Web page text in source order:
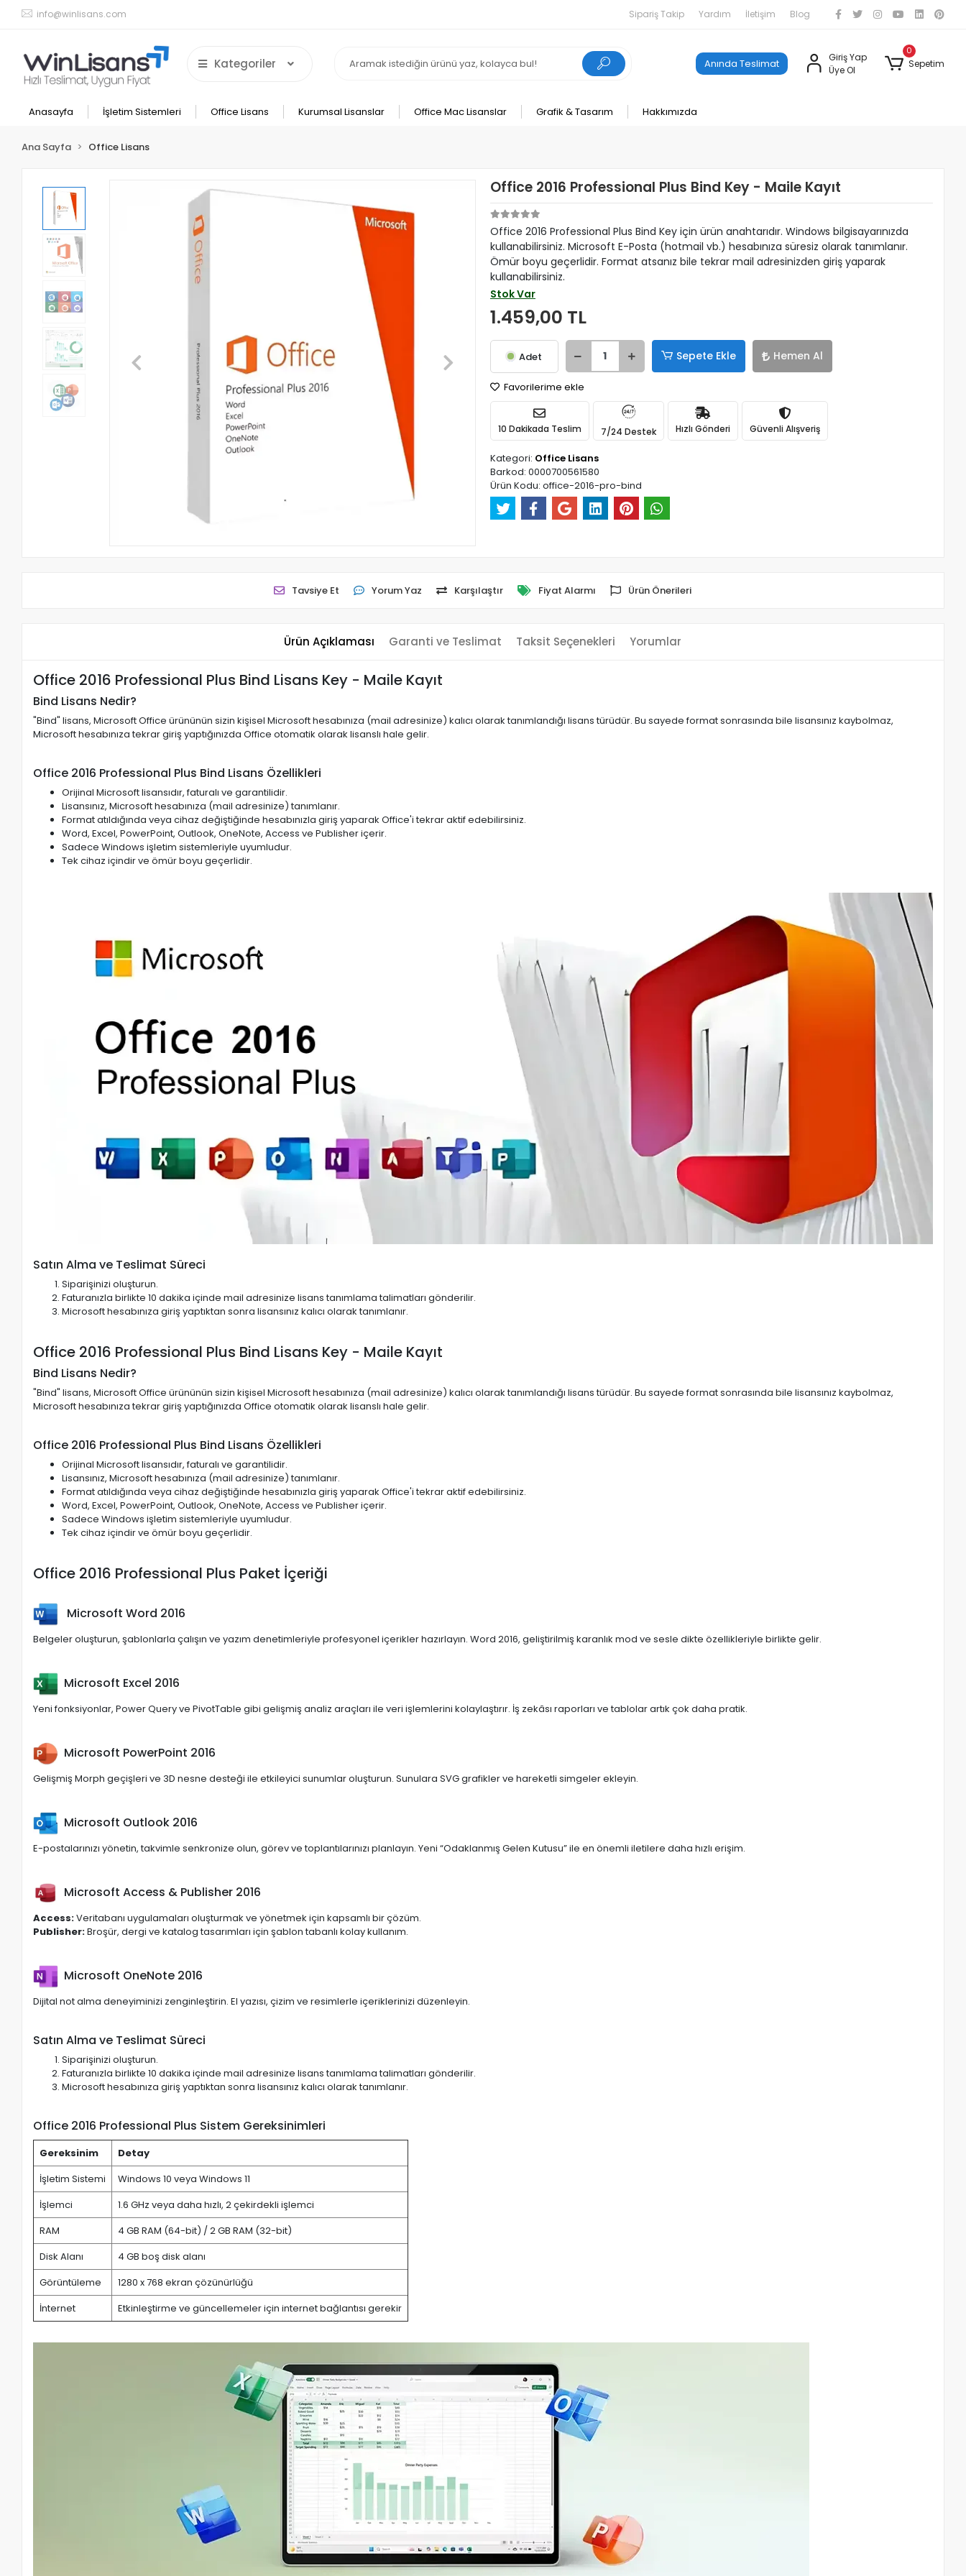
info@winlisans.com Sipariş Takip Yardım İletişim Blog
Kategoriler Anında Teslimat
Giriş Yap
Üye Ol
0
Sepetim
Anasayfa İşletim Sistemleri Office Lisans Kurumsal Lisanslar Office Mac Lisanslar Grafik & Tasarım Hakkımızda
Ana Sayfa Office Lisans
Office 2016 Professional Plus Bind Key - Maile Kayıt
Office 2016 Professional Plus Bind Key için ürün anahtarıdır. Windows bilgisayarınızda
kullanabilirsiniz. Microsoft E-Posta (hotmail vb.) hesabınıza süresiz olarak tanımlanır.
Ömür boyu geçerlidir. Format atsanız bile tekrar mail adresinizden giriş yaparak
kullanabilirsiniz.
Stok Var
1.459,00 TL
Adet Sepete Ekle Hemen Al
Favorilerime ekle
10 Dakikada Teslim 7/24 Destek Hızlı Gönderi Güvenli Alışveriş
Kategori: Office Lisans
Barkod: 0000700561580
Ürün Kodu: office-2016-pro-bind
Tavsiye Et Yorum Yaz Karşılaştır Fiyat Alarmı Ürün Önerileri
Ürün Açıklaması Garanti ve Teslimat Taksit Seçenekleri Yorumlar
Office 2016 Professional Plus Bind Lisans Key - Maile Kayıt
Bind Lisans Nedir?
"Bind" lisans, Microsoft Office ürününün sizin kişisel Microsoft hesabınıza (mail adresinize) kalıcı olarak tanımlandığı lisans türüdür. Bu sayede format sonrasında bile lisansınız kaybolmaz,
Microsoft hesabınıza tekrar giriş yaptığınızda Office otomatik olarak lisanslı hale gelir.
Office 2016 Professional Plus Bind Lisans Özellikleri
Orijinal Microsoft lisansıdır, faturalı ve garantilidir.
Lisansınız, Microsoft hesabınıza (mail adresinize) tanımlanır.
Format atıldığında veya cihaz değiştiğinde hesabınızla giriş yaparak Office'i tekrar aktif edebilirsiniz.
Word, Excel, PowerPoint, Outlook, OneNote, Access ve Publisher içerir.
Sadece Windows işletim sistemleriyle uyumludur.
Tek cihaz içindir ve ömür boyu geçerlidir.
Satın Alma ve Teslimat Süreci
Siparişinizi oluşturun.
Faturanızla birlikte 10 dakika içinde mail adresinize lisans tanımlama talimatları gönderilir.
Microsoft hesabınıza giriş yaptıktan sonra lisansınız kalıcı olarak tanımlanır.
Office 2016 Professional Plus Bind Lisans Key - Maile Kayıt
Bind Lisans Nedir?
"Bind" lisans, Microsoft Office ürününün sizin kişisel Microsoft hesabınıza (mail adresinize) kalıcı olarak tanımlandığı lisans türüdür. Bu sayede format sonrasında bile lisansınız kaybolmaz,
Microsoft hesabınıza tekrar giriş yaptığınızda Office otomatik olarak lisanslı hale gelir.
Office 2016 Professional Plus Bind Lisans Özellikleri
Orijinal Microsoft lisansıdır, faturalı ve garantilidir.
Lisansınız, Microsoft hesabınıza (mail adresinize) tanımlanır.
Format atıldığında veya cihaz değiştiğinde hesabınızla giriş yaparak Office'i tekrar aktif edebilirsiniz.
Word, Excel, PowerPoint, Outlook, OneNote, Access ve Publisher içerir.
Sadece Windows işletim sistemleriyle uyumludur.
Tek cihaz içindir ve ömür boyu geçerlidir.
Office 2016 Professional Plus Paket İçeriği
Microsoft Word 2016
Belgeler oluşturun, şablonlarla çalışın ve yazım denetimleriyle profesyonel içerikler hazırlayın. Word 2016, geliştirilmiş karanlık mod ve sesle dikte özellikleriyle birlikte gelir.
Microsoft Excel 2016
Yeni fonksiyonlar, Power Query ve PivotTable gibi gelişmiş analiz araçları ile veri işlemlerini kolaylaştırır. İş zekâsı raporları ve tablolar artık çok daha pratik.
Microsoft PowerPoint 2016
Gelişmiş Morph geçişleri ve 3D nesne desteği ile etkileyici sunumlar oluşturun. Sunulara SVG grafikler ve hareketli simgeler ekleyin.
Microsoft Outlook 2016
E-postalarınızı yönetin, takvimle senkronize olun, görev ve toplantılarınızı planlayın. Yeni “Odaklanmış Gelen Kutusu” ile en önemli iletilere daha hızlı erişim.
Microsoft Access & Publisher 2016
Access:Veritabanı uygulamaları oluşturmak ve yönetmek için kapsamlı bir çözüm.
Publisher:Broşür, dergi ve katalog tasarımları için şablon tabanlı kolay kullanım.
Microsoft OneNote 2016
Dijital not alma deneyiminizi zenginleştirin. El yazısı, çizim ve resimlerle içeriklerinizi düzenleyin.
Satın Alma ve Teslimat Süreci
Siparişinizi oluşturun.
Faturanızla birlikte 10 dakika içinde mail adresinize lisans tanımlama talimatları gönderilir.
Microsoft hesabınıza giriş yaptıktan sonra lisansınız kalıcı olarak tanımlanır.
Office 2016 Professional Plus Sistem Gereksinimleri
Gereksinim
Detay
İşletim Sistemi
Windows 10 veya Windows 11
İşlemci
1.6 GHz veya daha hızlı, 2 çekirdekli işlemci
RAM
4 GB RAM (64-bit) / 2 GB RAM (32-bit)
Disk Alanı
4 GB boş disk alanı
Görüntüleme
1280 x 768 ekran çözünürlüğü
İnternet
Etkinleştirme ve güncellemeler için internet bağlantısı gerekir